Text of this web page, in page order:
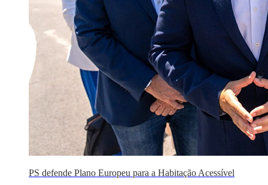
PS defende Plano Europeu para a Habitação Acessível